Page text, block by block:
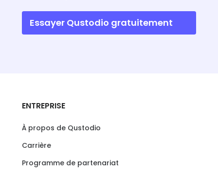
Essayer Qustodio gratuitement
ENTREPRISE
À propos de Qustodio
Carrière
Programme de partenariat